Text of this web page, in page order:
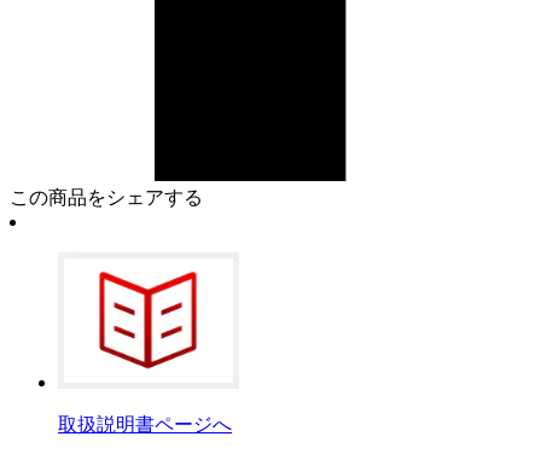
この商品をシェアする
取扱説明書ページへ